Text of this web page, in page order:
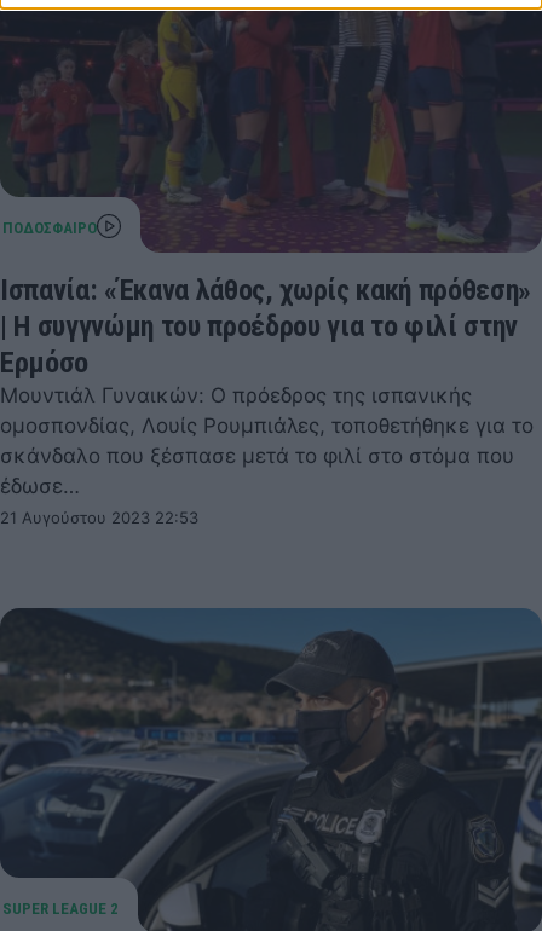
Ισπανία: «Έκανα λάθος, χωρίς κακή πρόθεση»
| Η συγγνώμη του προέδρου για το φιλί στην
Ερμόσο
Μουντιάλ Γυναικών: Ο πρόεδρος της ισπανικής
ομοσπονδίας, Λουίς Ρουμπιάλες, τοποθετήθηκε για το
σκάνδαλο που ξέσπασε μετά το φιλί στο στόμα που
έδωσε…
21 Αυγούστου 2023 22:53